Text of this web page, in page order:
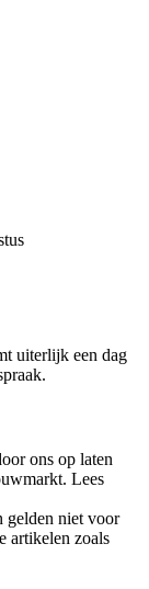
uiterlijk een dag
ons op laten
Lees
gelden niet voor
artikelen zoals